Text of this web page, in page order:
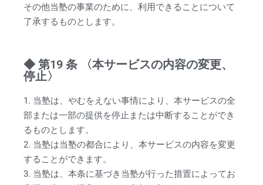
その他当塾の事業のために、利用できることについて
了承するものとします。
◆ 第19 条 〈本サービスの内容の変更、
停止〉
1. 当塾は、やむをえない事情により、本サービスの全
部または一部の提供を停止または中断することができ
るものとします。
2. 当塾は当塾の都合により、本サービスの内容を変更
することができます。
3. 当塾は、本条に基づき当塾が行った措置によってお